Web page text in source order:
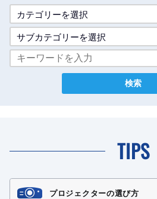
カテゴリーを選択
サブカテゴリーを選択
TIPS
プロジェクターの選び方